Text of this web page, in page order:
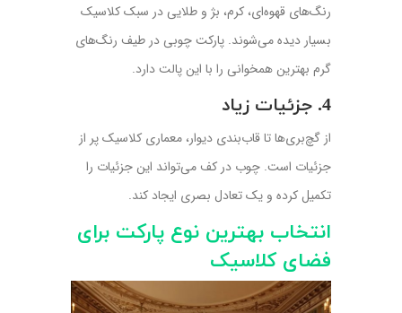
رنگ‌های قهوه‌ای، کرم، بژ و طلایی در سبک کلاسیک
بسیار دیده می‌شوند. پارکت چوبی در طیف رنگ‌های
گرم بهترین همخوانی را با این پالت دارد.
4. جزئیات زیاد
از گچ‌بری‌ها تا قاب‌بندی دیوار، معماری کلاسیک پر از
جزئیات است. چوب در کف می‌تواند این جزئیات را
تکمیل کرده و یک تعادل بصری ایجاد کند.
انتخاب بهترین نوع پارکت برای
فضای کلاسیک